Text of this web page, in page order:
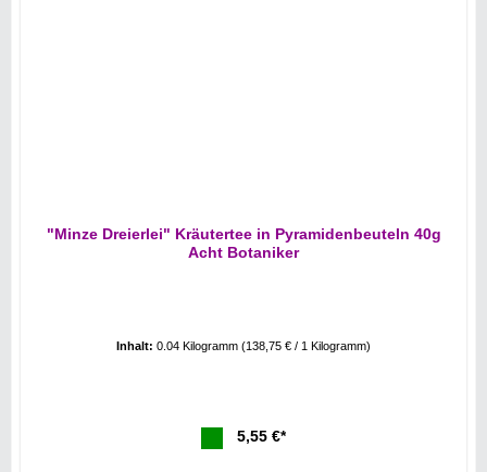
"Minze Dreierlei" Kräutertee in Pyramidenbeuteln 40g
Acht Botaniker
Inhalt: 0.04 Kilogramm (138,75 € / 1 Kilogramm)
5,55 €*